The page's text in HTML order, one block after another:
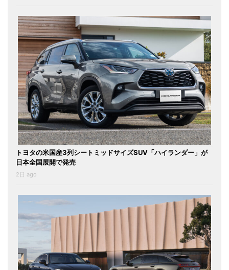
トヨタの米国産3列シートミッドサイズSUV「ハイランダー」が
日本全国展開で発売
2日 ago